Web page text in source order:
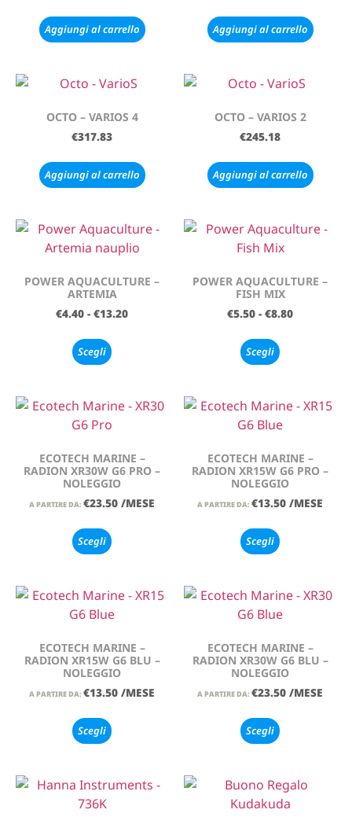
Aggiungi al carrello Aggiungi al carrello
OCTO – VARIOS 4
€317.83
Aggiungi al carrello
OCTO – VARIOS 2
€245.18
Aggiungi al carrello
POWER AQUACULTURE –
ARTEMIA
€4.40 - €13.20
Scegli
POWER AQUACULTURE –
FISH MIX
€5.50 - €8.80
Scegli
ECOTECH MARINE –
RADION XR30W G6 PRO –
NOLEGGIO
A PARTIRE DA: €23.50 /MESE
Scegli
ECOTECH MARINE –
RADION XR15W G6 PRO –
NOLEGGIO
A PARTIRE DA: €13.50 /MESE
Scegli
ECOTECH MARINE –
RADION XR15W G6 BLU –
NOLEGGIO
A PARTIRE DA: €13.50 /MESE
Scegli
ECOTECH MARINE –
RADION XR30W G6 BLU –
NOLEGGIO
A PARTIRE DA: €23.50 /MESE
Scegli